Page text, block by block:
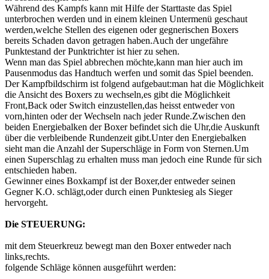
Während des Kampfs kann mit Hilfe der Starttaste das Spiel
unterbrochen werden und in einem kleinen Untermenü geschaut
werden,welche Stellen des eigenen oder gegnerischen Boxers
bereits Schaden davon getragen haben.Auch der ungefähre
Punktestand der Punktrichter ist hier zu sehen.
Wenn man das Spiel abbrechen möchte,kann man hier auch im
Pausenmodus das Handtuch werfen und somit das Spiel beenden.
Der Kampfbildschirm ist folgend aufgebaut:man hat die Möglichkeit
die Ansicht des Boxers zu wechseln,es gibt die Möglichkeit
Front,Back oder Switch einzustellen,das heisst entweder von
vorn,hinten oder der Wechseln nach jeder Runde.Zwischen den
beiden Energiebalken der Boxer befindet sich die Uhr,die Auskunft
über die verbleibende Rundenzeit gibt.Unter den Energiebalken
sieht man die Anzahl der Superschläge in Form von Sternen.Um
einen Superschlag zu erhalten muss man jedoch eine Runde für sich
entschieden haben.
Gewinner eines Boxkampf ist der Boxer,der entweder seinen
Gegner K.O. schlägt,oder durch einen Punktesieg als Sieger
hervorgeht.
Die STEUERUNG:
mit dem Steuerkreuz bewegt man den Boxer entweder nach
links,rechts.
folgende Schläge können ausgeführt werden: